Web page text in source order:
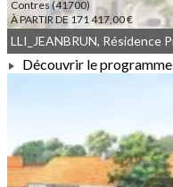
Contres (41700)
À PARTIR DE 171 417,00 €
Découvrir le programme